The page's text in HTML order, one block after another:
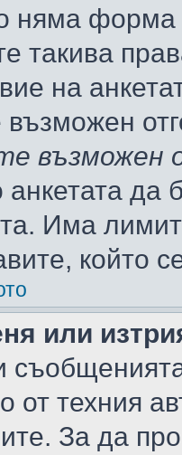
няма форма
такива
на
възможен
анкетата да
Има
който
или
от техния
За да